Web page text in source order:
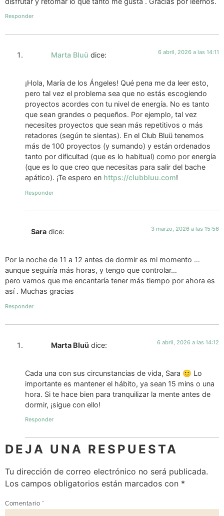
Responder
Marta Bluü dice: 6 abril, 2026 a las 14:11
¡Hola, María de los Ángeles! Qué pena me da leer esto,
pero tal vez el problema sea que no estás escogiendo
proyectos acordes con tu nivel de energía. No es tanto
que sean grandes o pequeños. Por ejemplo, tal vez
necesites proyectos que sean más repetitivos o más
retadores (según te sientas). En el Club Bluü tenemos
más de 100 proyectos (y sumando) y están ordenados
tanto por dificultad (que es lo habitual) como por energía
(que es lo que creo que necesitas para salir del bache
apático). ¡Te espero en https://clubbluu.com!
Responder
Sara dice: 3 marzo, 2026 a las 15:56
Por la noche de 11 a 12 antes de dormir es mi momento …
aunque seguiría más horas, y tengo que controlar…
pero vamos que me encantaría tener más tiempo por ahora es
así . Muchas gracias
Responder
Marta Bluü dice: 6 abril, 2026 a las 14:12
Cada una con sus circunstancias de vida, Sara 🙂 Lo
importante es mantener el hábito, ya sean 15 mins o una
hora. Si te hace bien para tranquilizar la mente antes de
dormir, ¡sigue con ello!
Responder
DEJA UNA RESPUESTA
Tu dirección de correo electrónico no será publicada.
Los campos obligatorios están marcados con *
Comentario *